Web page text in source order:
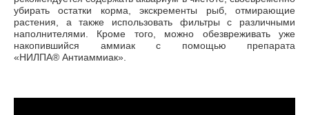
убирать остатки корма, экскременты рыб, отмирающие
растения, а также использовать фильтры с различными
наполнителями. Кроме того, можно обезвреживать уже
накопившийся аммиак с помощью препарата
«НИЛПА® Антиаммиак».